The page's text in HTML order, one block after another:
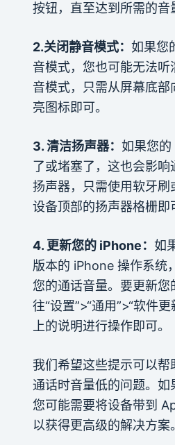
按钮，直至达到所需的音
2.关闭静音模式： 如果您
音模式，您也可能无法听
音模式，只需从屏幕底部
亮图标即可。
3. 清洁扬声器： 如果您
了或堵塞了，这也会影响
扬声器，只需使用软牙刷
设备顶部的扬声器格栅即
4. 更新您的 iPhone： 如
版本的 iPhone 操作系统
您的通话音量。要更新
往“设置”>“通用”>“软件
上的说明进行操作即可。
我们希望这些提示可以
通话时音量低的问题。如
您可能需要将设备带到
以获得更高级的解决方案。